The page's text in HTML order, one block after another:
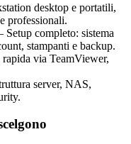
desktop e portatili,
professionali.
completo: sistema
stampanti e backup.
via TeamViewer,
server, NAS,